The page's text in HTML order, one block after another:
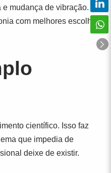
e mudança de vibração.
com melhores escolhas
científico. Isso faz
que impedia de
deixe de existir.